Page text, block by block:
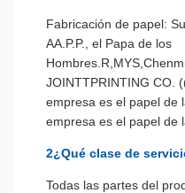
Fabricación de papel:
AA.P.P., el Papa de los
Hombres.
JOINTTPRINTING CO.
empresa es el papel de
empresa es el papel de
2¿Qué clase de
Todas las partes del